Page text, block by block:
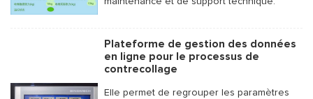
Plateforme de gestion des données
en ligne pour le processus de
contrecollage
Elle permet de regrouper les paramètres